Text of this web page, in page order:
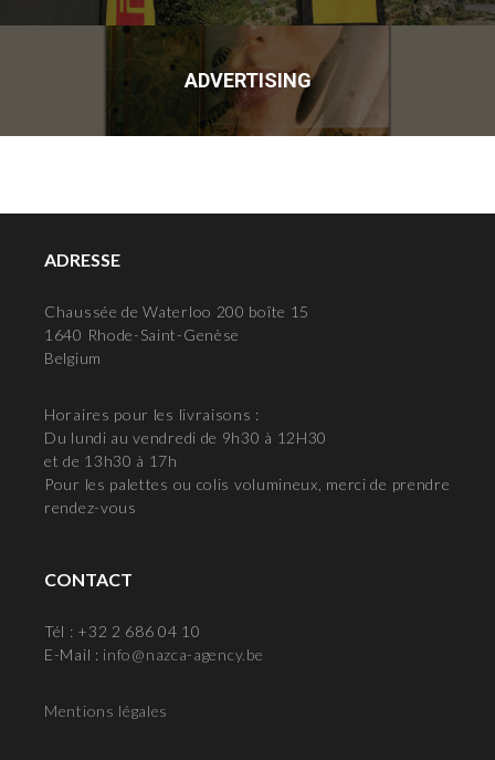
ADVERTISING
ADRESSE
Chaussée de Waterloo 200 boîte 15
1640 Rhode-Saint-Genèse
Belgium
Horaires pour les livraisons :
Du lundi au vendredi de 9h30 à 12H30
et de 13h30 à 17h
Pour les palettes ou colis volumineux, merci de prendre
rendez-vous
CONTACT
Tél : +32 2 686 04 10
E-Mail : info@nazca-agency.be
Mentions légales